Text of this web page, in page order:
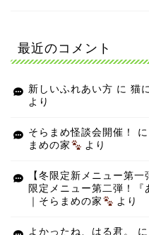
最近のコメント
新しいふれあい方 に 猫
より
そらまめ怪談会開催！ に
まめの家
より
【冬限定新メニュー第
限定メニュー第二弾！『
｜そらまめの家
より
よかったね、はる君。 に